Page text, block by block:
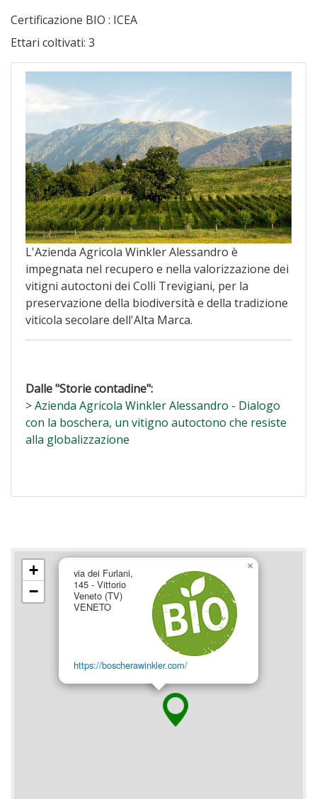
Certificazione BIO : ICEA
Ettari coltivati: 3
L'Azienda Agricola Winkler Alessandro è
impegnata nel recupero e nella valorizzazione dei
vitigni autoctoni dei Colli Trevigiani, per la
preservazione della biodiversità e della tradizione
viticola secolare dell'Alta Marca.
Dalle "Storie contadine":
>Azienda Agricola Winkler Alessandro - Dialogo
con la boschera, un vitigno autoctono che resiste
alla globalizzazione
via dei Furlani,
145 - Vittorio
Veneto (TV)
VENETO
https://boscherawinkler.com/
×
+
−